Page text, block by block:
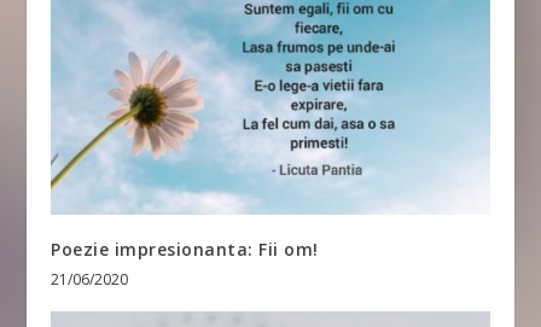
Poezie impresionanta: Fii om!
21/06/2020